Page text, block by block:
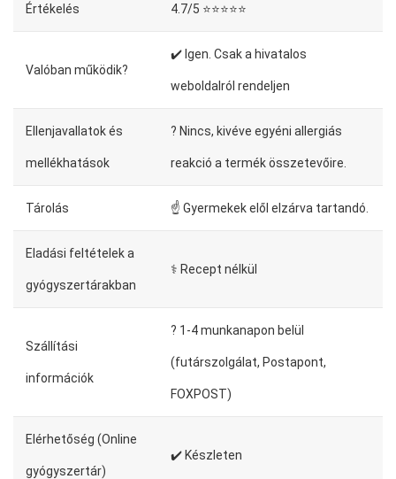
Értékelés 4.7/5 ⭐⭐⭐⭐⭐
Valóban működik?
✔️ Igen. Csak a hivatalos
weboldalról rendeljen
Ellenjavallatok és
mellékhatások
? Nincs, kivéve egyéni allergiás
reakció a termék összetevőire.
Tárolás ☝ Gyermekek elől elzárva tartandó.
Eladási feltételek a
gyógyszertárakban
⚕️ Recept nélkül
Szállítási
információk
?️ 1-4 munkanapon belül
(futárszolgálat, Postapont,
FOXPOST)
Elérhetőség (Online
gyógyszertár)
✔️ Készleten